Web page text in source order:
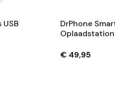
DrPhone
Draadloos 15W
€ 49,95